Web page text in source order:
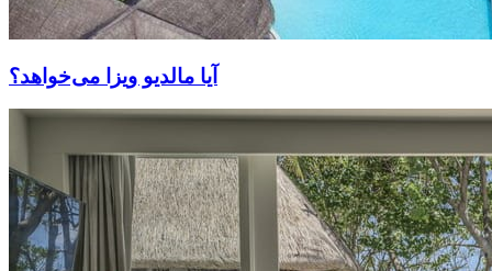
آیا مالدیو ویزا می‌خواهد؟